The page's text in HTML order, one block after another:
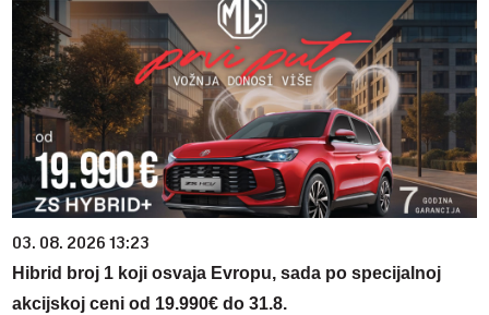
03. 08. 2026 13:23
Hibrid broj 1 koji osvaja Evropu, sada po specijalnoj
akcijskoj ceni od 19.990€ do 31.8.